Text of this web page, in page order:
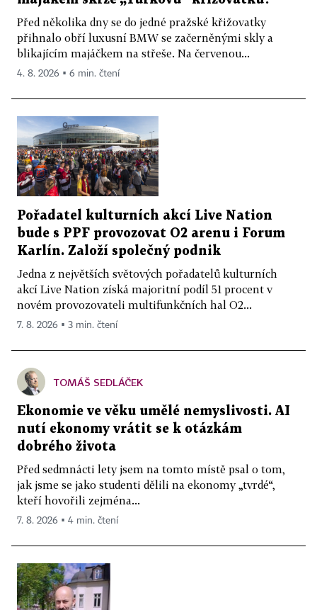
Před několika dny se do jedné pražské křižovatky
přihnalo obří luxusní BMW se začerněnými skly a
blikajícím majáčkem na střeše. Na červenou...
4. 8. 2026 ▪ 6 min. čtení
Pořadatel kulturních akcí Live Nation
bude s PPF provozovat O2 arenu i Forum
Karlín. Založí společný podnik
Jedna z největších světových pořadatelů kulturních
akcí Live Nation získá majoritní podíl 51 procent v
novém provozovateli multifunkčních hal O2...
7. 8. 2026 ▪ 3 min. čtení
TOMÁŠ SEDLÁČEK
Ekonomie ve věku umělé nemyslivosti. AI
nutí ekonomy vrátit se k otázkám
dobrého života
Před sedmnácti lety jsem na tomto místě psal o tom,
jak jsme se jako studenti dělili na ekonomy „tvrdé“,
kteří hovořili zejména...
7. 8. 2026 ▪ 4 min. čtení